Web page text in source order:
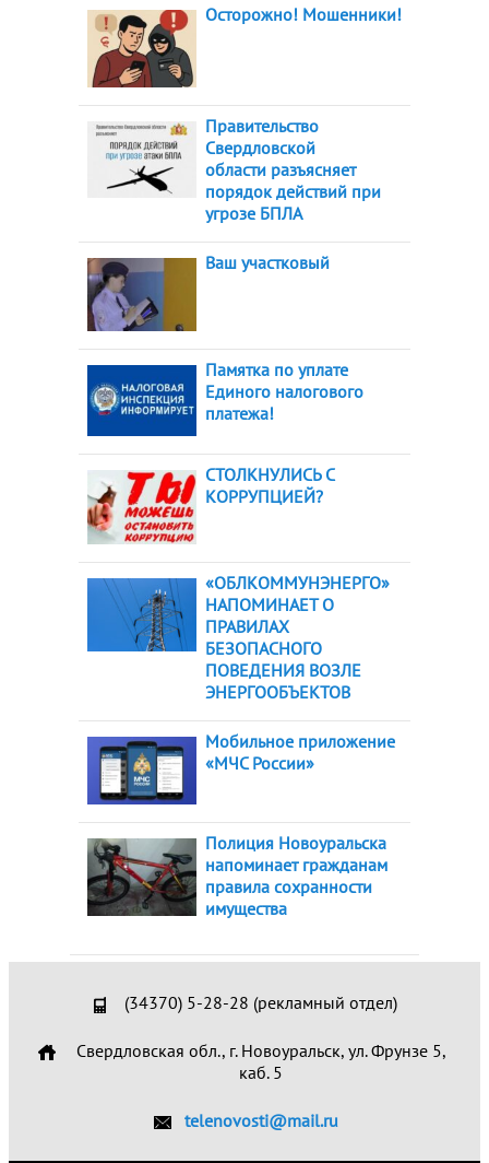
Осторожно! Мошенники!
Правительство
Свердловской
области разъясняет
порядок действий при
угрозе БПЛА
Ваш участковый
Памятка по уплате
Единого налогового
платежа!
СТОЛКНУЛИСЬ С
КОРРУПЦИЕЙ?
«ОБЛКОММУНЭНЕРГО»
НАПОМИНАЕТ О
ПРАВИЛАХ
БЕЗОПАСНОГО
ПОВЕДЕНИЯ ВОЗЛЕ
ЭНЕРГООБЪЕКТОВ
Мобильное приложение
«МЧС России»
Полиция Новоуральска
напоминает гражданам
правила сохранности
имущества
(34370) 5-28-28 (рекламный отдел)
Свердловская обл., г. Новоуральск, ул. Фрунзе 5,
каб. 5
telenovosti@mail.ru